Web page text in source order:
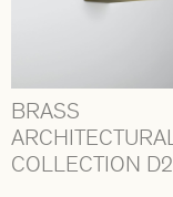
BRASS
ARCHITECTURAL
COLLECTION D2